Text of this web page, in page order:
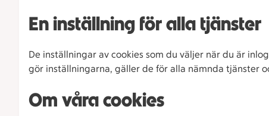
En inställning för alla tjänster
De inställningar av cookies som du väljer när du är
gör inställningarna, gäller de för alla nämnda tjänster
Om våra cookies